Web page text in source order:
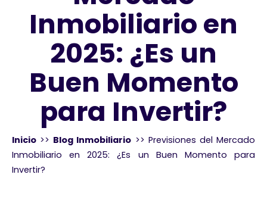
Inmobiliario en
2025: ¿Es un
Buen Momento
para Invertir?
Inicio >> Blog Inmobiliario >> Previsiones del Mercado
Inmobiliario en 2025: ¿Es un Buen Momento para
Invertir?